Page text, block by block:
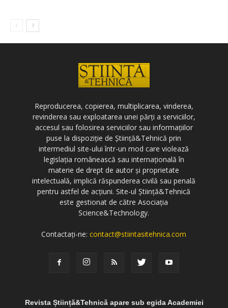
Reproducerea, copierea, multiplicarea, vinderea,
revinderea sau exploatarea unei părți a serviciilor,
accesul sau folosirea serviciilor sau informațiilor
puse la dispoziție de Știință&Tehnică prin
intermediul site-ului într-un mod care violează
legislația românească sau internațională în
materie de drept de autor și proprietate
intelectuală, implică răspunderea civilă sau penală
pentru astfel de acțiuni. Site-ul Știință&Tehnică
este gestionat de către Asociația
Science&Technology.
Contactați-ne:contact@stiintasitehnica.com
Revista Știință&Tehnică apare sub egida Academiei